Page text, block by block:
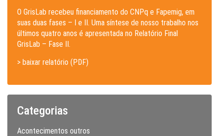
O GrisLab recebeu financiamento do CNPq e Fapemig, em
suas duas fases – I e II. Uma síntese de nosso trabalho nos
últimos quatro anos é apresentada no Relatório Final
GrisLab – Fase II.
> baixar relatório (PDF)
Categorias
Acontecimentos outros